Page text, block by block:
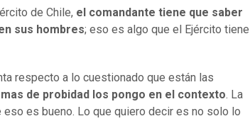
de Chile, el comandante tiene que saber
sus hombres; eso es algo que el Ejército tiene
respecto a lo cuestionado que están las
de probidad los pongo en el contexto. La
eso es bueno. Lo que quiero decir es no solo lo